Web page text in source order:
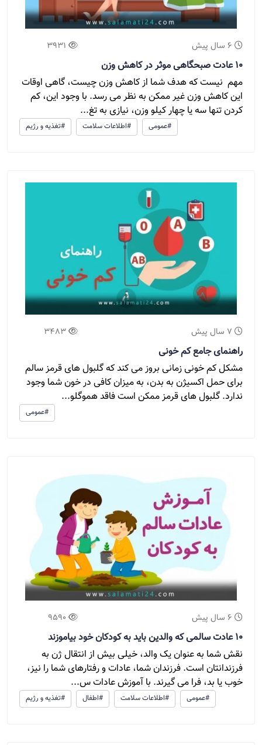
6 سال پیش 3931
10 عادت صبحگاهی موثر در کاهش وزن
مهم نیست که هدف شما از کاهش وزن چیست، گاهی اوقات
این کاهش وزن غیر ممکن به نظر می رسد. با وجود این، کم
کردن تنها سه یا چهار کیلو وزن، نیازی به تغ...
#تغذیه و رژیم #اطلاعات سلامت #عمومی
7 سال پیش 3483
راهنمای جامع کم خونی
مشکل کم خونی زمانی بروز می کند که گلبول های قرمز سالم
برای حمل اکسیژن به بدن، به میزان کافی در خون شما وجود
ندارد. گلبول های قرمز ممکن است فاقد هموگلو...
#عمومی
6 سال پیش 9590
10 عادت سالمی که والدین باید به کودکان خود بیاموزند
نقش شما به عنوان یک والد، خیلی بیش از انتقال ژن به
فرزندانتان است. فرزندان شما، عادات و رفتارهای شما را نیز،
خوب یا بد، فرا می گیرند. با آموزش عادات س...
#تغذیه و رژیم #اطفال #اطلاعات سلامت #عمومی